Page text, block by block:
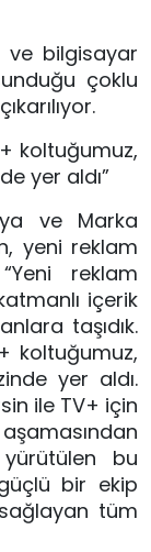
ve bilgisayar
çoklu
koltuğumuz,
yer aldı”
ve Marka
yeni reklam
reklam
içerik
taşıdık.
koltuğumuz,
yer aldı.
ile TV+ için
bu
bir ekip
tüm